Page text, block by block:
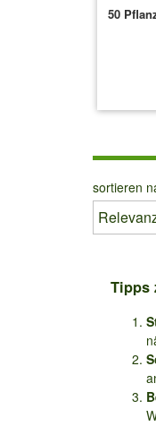
50
sortieren
Tipps